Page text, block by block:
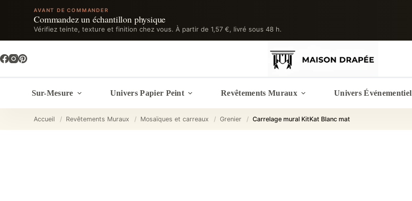
AVANT DE COMMANDER
Commandez un échantillon physique
Vérifiez teinte, texture et finition chez vous. À partir de 1,57 €, livré sous 48 h.
au
contenu
Sur-Mesure Univers Papier Peint Revêtements Muraux Univers Événementiel
Accueil / Revêtements Muraux / Mosaïques et carreaux / Grenier / Carrelage mural KitKat Blanc mat